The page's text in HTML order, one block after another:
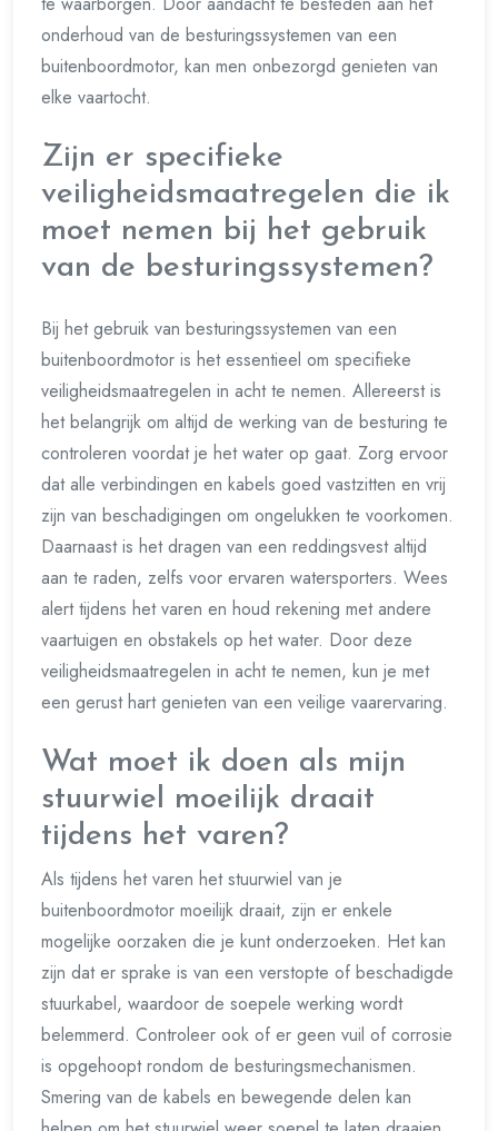
onderhoud van de besturingssystemen van een
buitenboordmotor, kan men onbezorgd genieten van
elke vaartocht.
Zijn er specifieke
veiligheidsmaatregelen die ik
moet nemen bij het gebruik
van de besturingssystemen?
Bij het gebruik van besturingssystemen van een
buitenboordmotor is het essentieel om specifieke
veiligheidsmaatregelen in acht te nemen. Allereerst is
het belangrijk om altijd de werking van de besturing te
controleren voordat je het water op gaat. Zorg ervoor
dat alle verbindingen en kabels goed vastzitten en vrij
zijn van beschadigingen om ongelukken te voorkomen.
Daarnaast is het dragen van een reddingsvest altijd
aan te raden, zelfs voor ervaren watersporters. Wees
alert tijdens het varen en houd rekening met andere
vaartuigen en obstakels op het water. Door deze
veiligheidsmaatregelen in acht te nemen, kun je met
een gerust hart genieten van een veilige vaarervaring.
Wat moet ik doen als mijn
stuurwiel moeilijk draait
tijdens het varen?
Als tijdens het varen het stuurwiel van je
buitenboordmotor moeilijk draait, zijn er enkele
mogelijke oorzaken die je kunt onderzoeken. Het kan
zijn dat er sprake is van een verstopte of beschadigde
stuurkabel, waardoor de soepele werking wordt
belemmerd. Controleer ook of er geen vuil of corrosie
is opgehoopt rondom de besturingsmechanismen.
Smering van de kabels en bewegende delen kan